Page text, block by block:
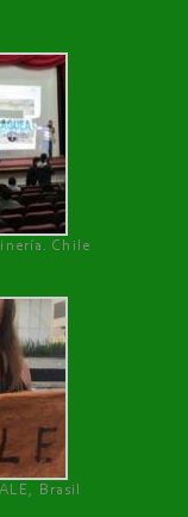
Chile
Brasil